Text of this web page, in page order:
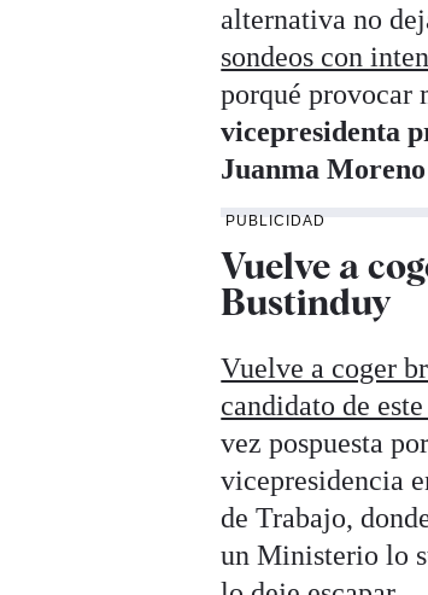
alternativa no
sondeos con
porqué provocar
vicepresidenta
Juanma Moreno
PUBLICIDAD
Vuelve a
Bustinduy
Vuelve a coger
candidato de
vez pospuesta
vicepresidencia
de Trabajo,
un Ministerio lo